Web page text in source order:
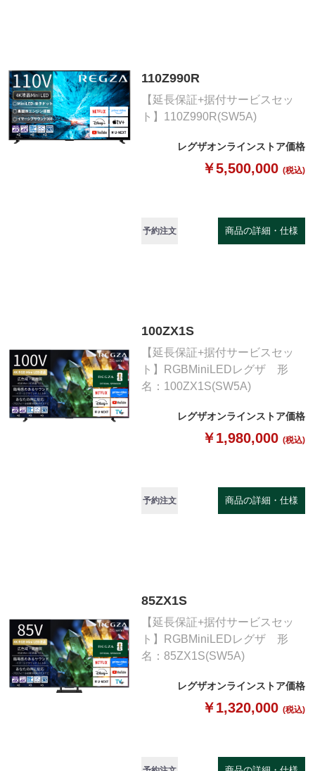
110Z990R
【延長保証+据付サービスセッ
ト】110Z990R(SW5A)
レグザオンラインストア価格
￥5,500,000 (税込)
予約注文 商品の詳細・仕様
100ZX1S
【延長保証+据付サービスセッ
ト】RGBMiniLEDレグザ 形
名：100ZX1S(SW5A)
レグザオンラインストア価格
￥1,980,000 (税込)
予約注文 商品の詳細・仕様
85ZX1S
【延長保証+据付サービスセッ
ト】RGBMiniLEDレグザ 形
名：85ZX1S(SW5A)
レグザオンラインストア価格
￥1,320,000 (税込)